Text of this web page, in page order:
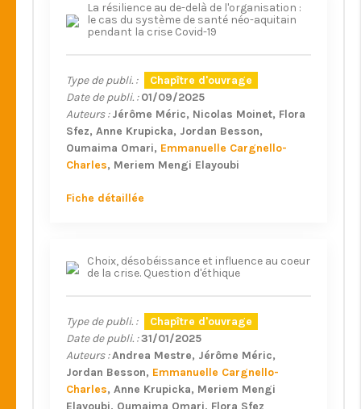
La résilience au de-delà de l'organisation :
le cas du système de santé néo-aquitain
pendant la crise Covid-19
Type de publi. :
Chapître d'ouvrage
Date de publi. : 01/09/2025
Auteurs : Jérôme Méric Nicolas Moinet Flora
Sfez Anne Krupicka Jordan Besson
Oumaima Omari Emmanuelle Cargnello-
Charles Meriem Mengi Elayoubi
Fiche détaillée
Choix, désobéissance et influence au coeur
de la crise. Question d'éthique
Type de publi. :
Chapître d'ouvrage
Date de publi. :31/01/2025
Auteurs :Andrea Mestre Jérôme Méric
Jordan Besson Emmanuelle Cargnello-
Charles Anne Krupicka Meriem Mengi
Elayoubi Oumaima Omari Flora Sfez